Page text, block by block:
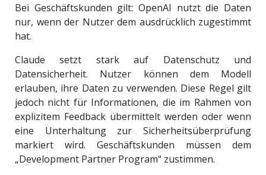
Bei Geschäftskunden gilt: OpenAI nutzt die Daten
nur, wenn der Nutzer dem ausdrücklich zugestimmt
hat.
Claude setzt stark auf Datenschutz und
Datensicherheit. Nutzer können dem Modell
erlauben, ihre Daten zu verwenden. Diese Regel gilt
jedoch nicht für Informationen, die im Rahmen von
explizitem Feedback übermittelt werden oder wenn
eine Unterhaltung zur Sicherheitsüberprüfung
markiert wird. Geschäftskunden müssen dem
„Development Partner Program“ zustimmen.